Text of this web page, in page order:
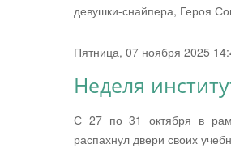
девушки-снайпера, Героя
Пятница, 07 ноября 2025
Неделя
С 27 по 31 октября в
распахнул двери своих